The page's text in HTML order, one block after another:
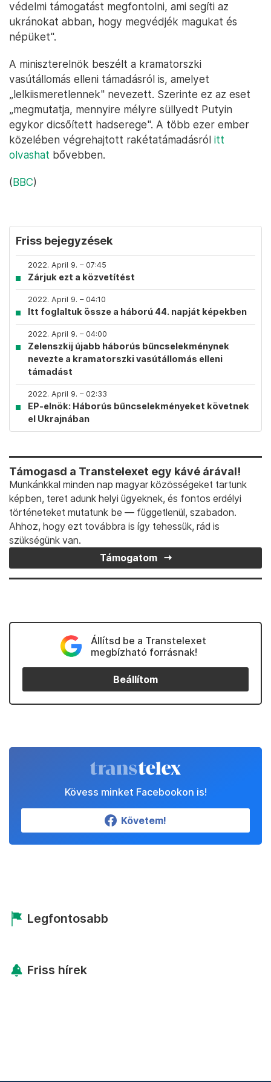
védelmi támogatást megfontolni, ami segíti az
ukránokat abban, hogy megvédjék magukat és
népüket".
A miniszterelnök beszélt a kramatorszki
vasútállomás elleni támadásról is, amelyet
„lelkiismeretlennek" nevezett. Szerinte ez az eset
„megmutatja, mennyire mélyre süllyedt Putyin
egykor dicsőített hadserege". A több ezer ember
közelében végrehajtott rakétatámadásról itt
olvashat bővebben.
(BBC)
Friss bejegyzések
2022. April 9. – 07:45
Zárjuk ezt a közvetítést
2022. April 9. – 04:10
Itt foglaltuk össze a háború 44. napját képekben
2022. April 9. – 04:00
Zelenszkij újabb háborús bűncselekménynek
nevezte a kramatorszki vasútállomás elleni
támadást
2022. April 9. – 02:33
EP-elnök: Háborús bűncselekményeket követnek
el Ukrajnában
Támogasd a Transtelexet egy kávé árával!
Munkánkkal minden nap magyar közösségeket tartunk
képben, teret adunk helyi ügyeknek, és fontos erdélyi
történeteket mutatunk be — függetlenül, szabadon.
Ahhoz, hogy ezt továbbra is így tehessük, rád is
szükségünk van.
Támogatom
Állítsd be a Transtelexet
megbízható forrásnak!
Beállítom
Kövess minket Facebookon is!
Követem!
Legfontosabb
Friss hírek